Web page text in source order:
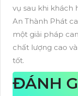
vụ sau khi khách
An Thành Phát
một giải pháp
chất lượng cao
tốt.
ĐÁNH